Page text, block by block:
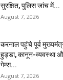
सुरक्षित, पुलिस जांच में...
August 7, 2026
करनाल पहुंचे पूर्व
हुड्डा, कानून-व्यवस्था
गेम्स...
August 7, 2026